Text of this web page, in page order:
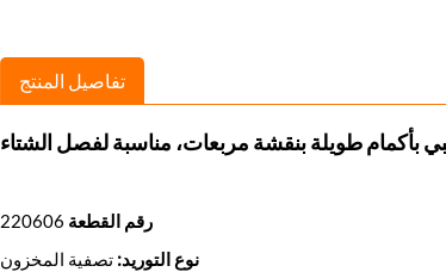
تفاصيل المنتج
طويلة بنقشة مربعات، مناسبة لفصل الشتاء
رقم القطعة
نوع التوريد: تصفية المخزون